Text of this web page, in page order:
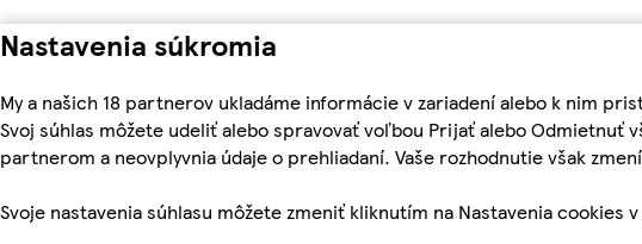
Nastavenia súkromia
My a našich 18 partnerov ukladáme informácie v zariadení alebo k nim
Svoj súhlas môžete udeliť alebo spravovať voľbou Prijať alebo Odmietnuť
partnerom a neovplyvnia údaje o prehliadaní. Vaše rozhodnutie však
Svoje nastavenia súhlasu môžete zmeniť kliknutím na Nastavenia cookies